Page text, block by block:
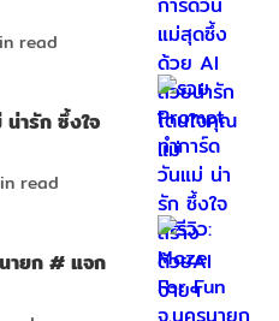
read
ารัก ซึ้งใจ
read
ายก # แจก